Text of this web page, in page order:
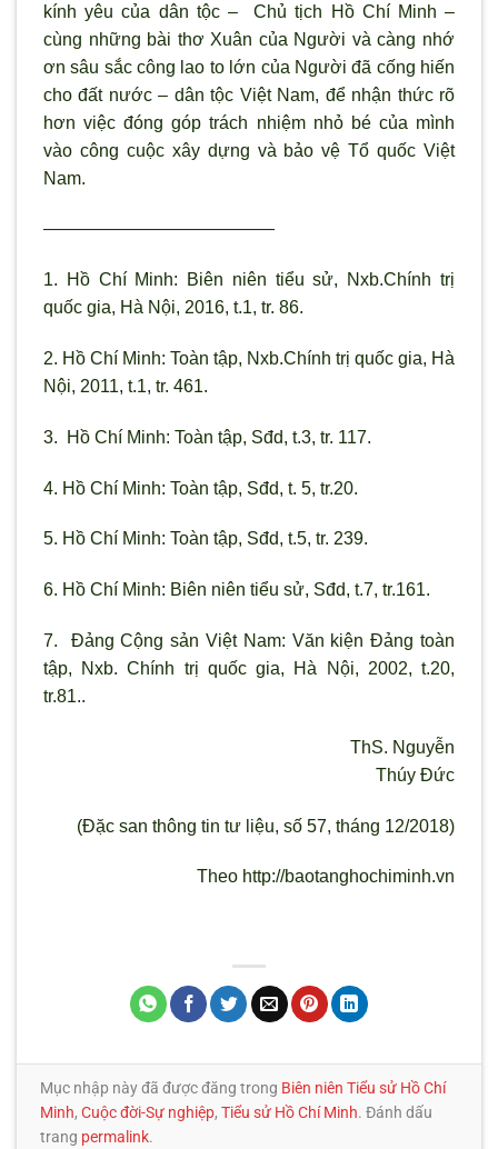
kính yêu của dân tộc – Chủ tịch Hồ Chí Minh –
cùng những bài thơ Xuân của Người và càng nhớ
ơn sâu sắc công lao to lớn của Người đã cống hiến
cho đất nước – dân tộc Việt Nam, để nhận thức rõ
hơn việc đóng góp trách nhiệm nhỏ bé của mình
vào công cuộc xây dựng và bảo vệ Tổ quốc Việt
Nam.
—————————————
1. Hồ Chí Minh: Biên niên tiểu sử, Nxb.Chính trị
quốc gia, Hà Nội, 2016, t.1, tr. 86.
2. Hồ Chí Minh: Toàn tập, Nxb.Chính trị quốc gia, Hà
Nội, 2011, t.1, tr. 461.
3. Hồ Chí Minh: Toàn tập, Sđd, t.3, tr. 117.
4. Hồ Chí Minh: Toàn tập, Sđd, t. 5, tr.20.
5. Hồ Chí Minh: Toàn tập, Sđd, t.5, tr. 239.
6. Hồ Chí Minh: Biên niên tiểu sử, Sđd, t.7, tr.161.
7. Đảng Cộng sản Việt Nam: Văn kiện Đảng toàn
tập, Nxb. Chính trị quốc gia, Hà Nội, 2002, t.20,
tr.81..
ThS. Nguyễn
Thúy Đức
(Đặc san thông tin tư liệu, số 57, tháng 12/2018)
Theo http://baotanghochiminh.vn
Mục nhập này đã được đăng trong Biên niên Tiểu sử Hồ Chí
Minh, Cuộc đời-Sự nghiệp, Tiểu sử Hồ Chí Minh. Đánh dấu
trang permalink.